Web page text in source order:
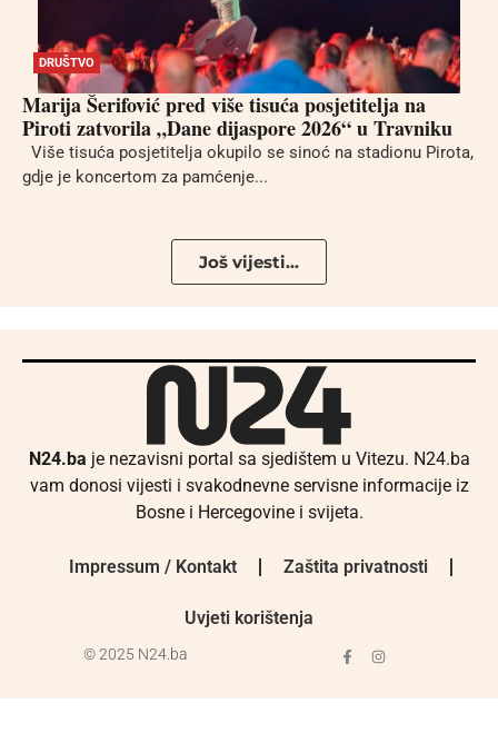
DRUŠTVO
Marija Šerifović pred više tisuća posjetitelja na
Piroti zatvorila „Dane dijaspore 2026“ u Travniku
Više tisuća posjetitelja okupilo se sinoć na stadionu Pirota,
gdje je koncertom za pamćenje...
Još vijesti...
N24.ba je nezavisni portal sa sjedištem u Vitezu. N24.ba
vam donosi vijesti i svakodnevne servisne informacije iz
Bosne i Hercegovine i svijeta.
Impressum / Kontakt Zaštita privatnosti
Uvjeti korištenja
© 2025 N24.ba